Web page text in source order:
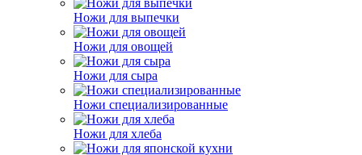
Ножи для выпечки
Ножи для овощей
Ножи для сыра
Ножи специализированные
Ножи для хлеба